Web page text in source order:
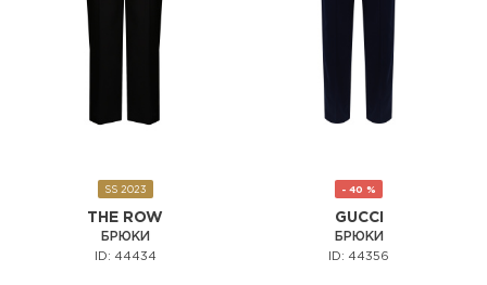
SS 2023
THE ROW
БРЮКИ
ID: 44434
- 40 %
GUCCI
БРЮКИ
ID: 44356